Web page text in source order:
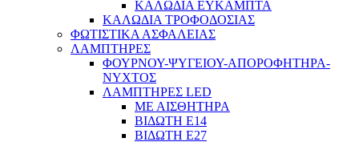
ΚΑΛΩΔΙΑ ΕΥΚΑΜΠΤΑ
ΚΑΛΩΔΙΑ ΤΡΟΦΟΔΟΣΙΑΣ
ΦΩΤΙΣΤΙΚΑ ΑΣΦΑΛΕΙΑΣ
ΛΑΜΠΤΗΡΕΣ
ΦΟΥΡΝΟΥ-ΨΥΓΕΙΟΥ-ΑΠΟΡΟΦΗΤΗΡΑ-
ΝΥΧΤΟΣ
ΛΑΜΠΤΗΡΕΣ LED
ΜΕ ΑΙΣΘΗΤΗΡΑ
ΒΙΔΩΤΗ Ε14
ΒΙΔΩΤΗ Ε27